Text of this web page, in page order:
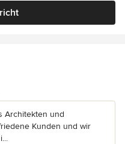
5 Sternen
Architekten und
Kunden und wir